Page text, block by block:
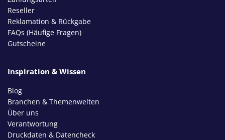
Reseller
Reklamation & Rückgabe
FAQs (Häufige Fragen)
Gutscheine
Inspiration & Wissen
Blog
Branchen & Themenwelten
Über uns
Verantwortung
Druckdaten & Datencheck